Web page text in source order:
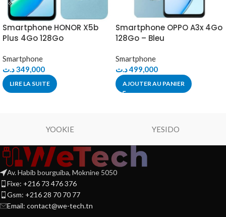
Smartphone HONOR X5b
Plus 4Go 128Go
Smartphone
349,000د.ت
LIRE LA SUITE
Smartphone OPPO A3x 4Go
128Go – Bleu
Smartphone
499,000د.ت
AJOUTER AU PANIER
YOOKIE YESIDO
Av. Habib bourguiba, Moknine 5050
Fixe: +216 73 476 376
Gsm: +216 28 70 70 77
Email: contact@we-tech.tn